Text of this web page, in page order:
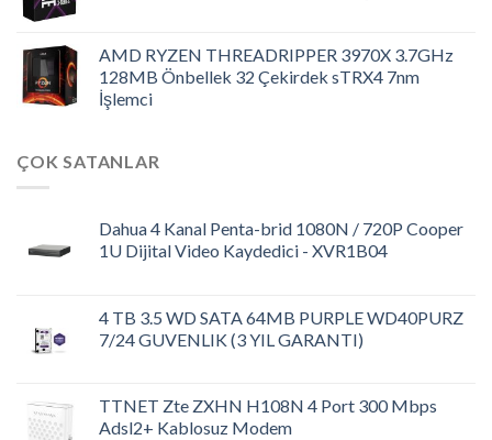
AMD RYZEN THREADRIPPER 3970X 3.7GHz
128MB Önbellek 32 Çekirdek sTRX4 7nm
İşlemci
ÇOK SATANLAR
Dahua 4 Kanal Penta-brid 1080N / 720P Cooper
1U Dijital Video Kaydedici - XVR1B04
4 TB 3.5 WD SATA 64MB PURPLE WD40PURZ
7/24 GUVENLIK (3 YIL GARANTI)
TTNET Zte ZXHN H108N 4 Port 300 Mbps
Adsl2+ Kablosuz Modem